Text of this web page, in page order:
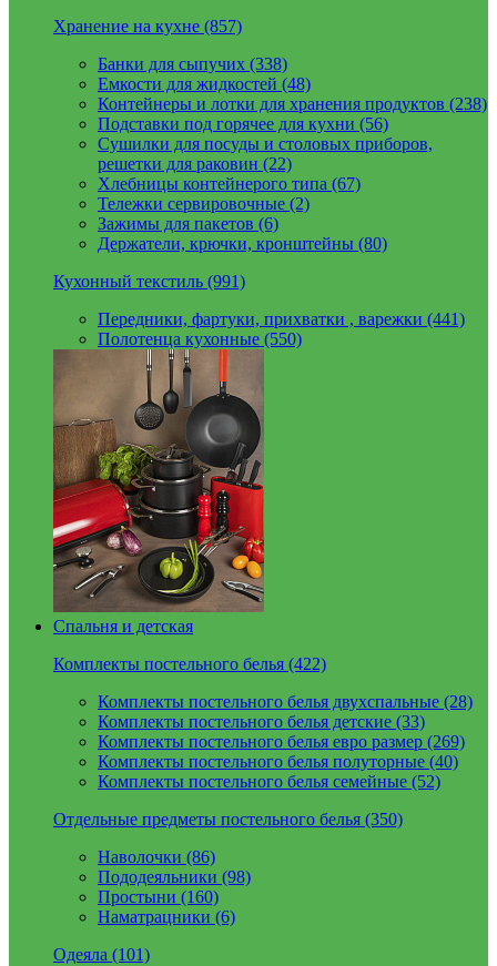
Хранение на кухне (857)
Банки для сыпучих (338)
Емкости для жидкостей (48)
Контейнеры и лотки для хранения продуктов (238)
Подставки под горячее для кухни (56)
Сушилки для посуды и столовых приборов,
решетки для раковин (22)
Хлебницы контейнерого типа (67)
Тележки сервировочные (2)
Зажимы для пакетов (6)
Держатели, крючки, кронштейны (80)
Кухонный текстиль (991)
Передники, фартуки, прихватки , варежки (441)
Полотенца кухонные (550)
Спальня и детская
Комплекты постельного белья (422)
Комплекты постельного белья двухспальные (28)
Комплекты постельного белья детские (33)
Комплекты постельного белья евро размер (269)
Комплекты постельного белья полуторные (40)
Комплекты постельного белья семейные (52)
Отдельные предметы постельного белья (350)
Наволочки (86)
Пододеяльники (98)
Простыни (160)
Наматрацники (6)
Одеяла (101)